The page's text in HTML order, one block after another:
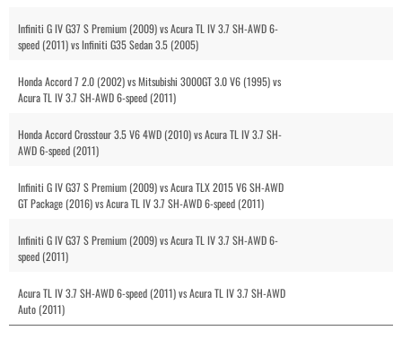
Infiniti G IV G37 S Premium (2009) vs Acura TL IV 3.7 SH-AWD 6-
speed (2011) vs Infiniti G35 Sedan 3.5 (2005)
Honda Accord 7 2.0 (2002) vs Mitsubishi 3000GT 3.0 V6 (1995) vs
Acura TL IV 3.7 SH-AWD 6-speed (2011)
Honda Accord Crosstour 3.5 V6 4WD (2010) vs Acura TL IV 3.7 SH-
AWD 6-speed (2011)
Infiniti G IV G37 S Premium (2009) vs Acura TLX 2015 V6 SH-AWD
GT Package (2016) vs Acura TL IV 3.7 SH-AWD 6-speed (2011)
Infiniti G IV G37 S Premium (2009) vs Acura TL IV 3.7 SH-AWD 6-
speed (2011)
Acura TL IV 3.7 SH-AWD 6-speed (2011) vs Acura TL IV 3.7 SH-AWD
Auto (2011)